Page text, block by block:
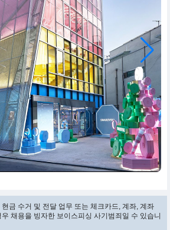
금 수거 및 전달 업무 또는 체크카드, 계좌, 계좌
채용을 빙자한 보이스피싱 사기범죄일 수 있습니